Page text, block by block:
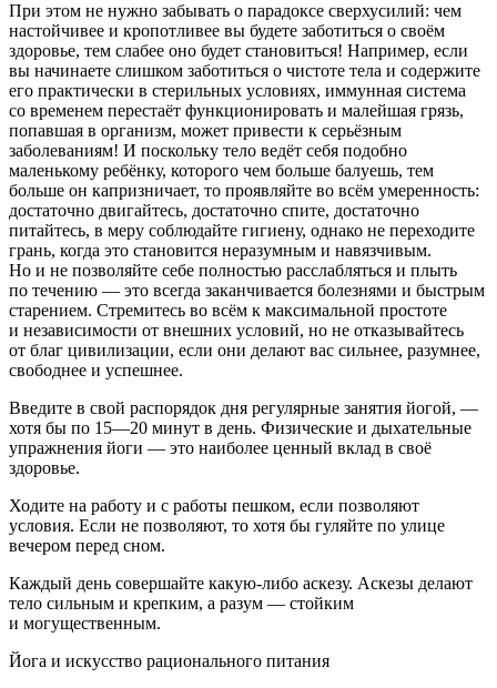
При этом не нужно забывать о парадоксе сверхусилий: чем
настойчивее и кропотливее вы будете заботиться о своём
здоровье, тем слабее оно будет становиться! Например, если
вы начинаете слишком заботиться о чистоте тела и содержите
его практически в стерильных условиях, иммунная система
со временем перестаёт функционировать и малейшая грязь,
попавшая в организм, может привести к серьёзным
заболеваниям! И поскольку тело ведёт себя подобно
маленькому ребёнку, которого чем больше балуешь, тем
больше он капризничает, то проявляйте во всём умеренность:
достаточно двигайтесь, достаточно спите, достаточно
питайтесь, в меру соблюдайте гигиену, однако не переходите
грань, когда это становится неразумным и навязчивым.
Но и не позволяйте себе полностью расслабляться и плыть
по течению — это всегда заканчивается болезнями и быстрым
старением. Стремитесь во всём к максимальной простоте
и независимости от внешних условий, но не отказывайтесь
от благ цивилизации, если они делают вас сильнее, разумнее,
свободнее и успешнее.
Введите в свой распорядок дня регулярные занятия йогой, —
хотя бы по 15—20 минут в день. Физические и дыхательные
упражнения йоги — это наиболее ценный вклад в своё
здоровье.
Ходите на работу и с работы пешком, если позволяют
условия. Если не позволяют, то хотя бы гуляйте по улице
вечером перед сном.
Каждый день совершайте какую-либо аскезу. Аскезы делают
тело сильным и крепким, а разум — стойким
и могущественным.
Йога и искусство рационального питания